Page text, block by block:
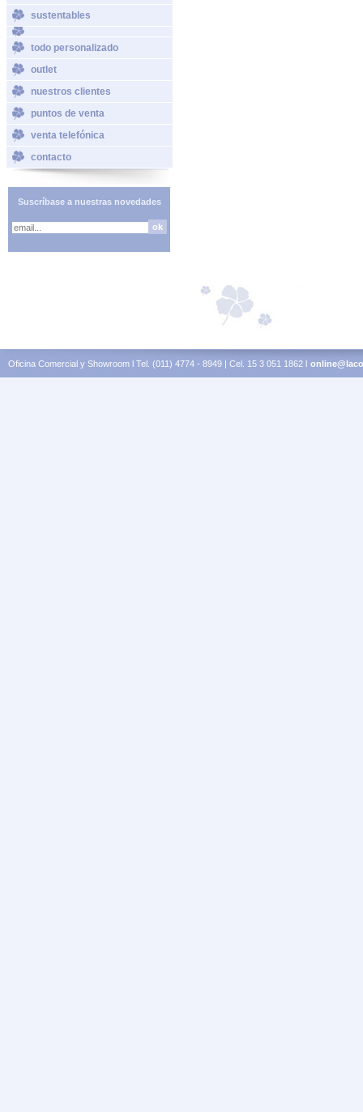
sustentables
todo personalizado
outlet
nuestros clientes
puntos de venta
venta telefónica
contacto
Suscríbase a nuestras novedades
Oficina Comercial y Showroom l Tel. (011) 4774 - 8949 | Cel. 15 3 051 1862 l